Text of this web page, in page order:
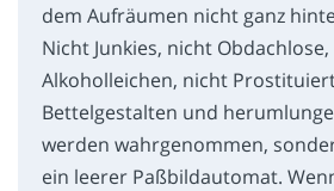
dem Aufräumen nicht ganz
Nicht Junkies, nicht
Alkoholleichen, nicht
Bettelgestalten und
werden wahrgenommen,
ein leerer Paßbildautomat.